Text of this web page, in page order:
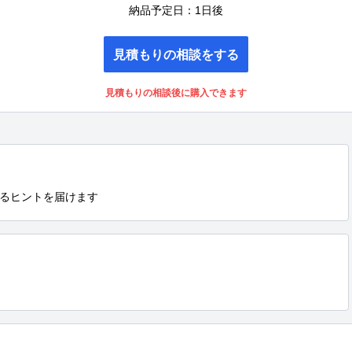
納品予定日：1日後
見積もりの相談をする
見積もりの相談後に購入できます
ヒントを届けます